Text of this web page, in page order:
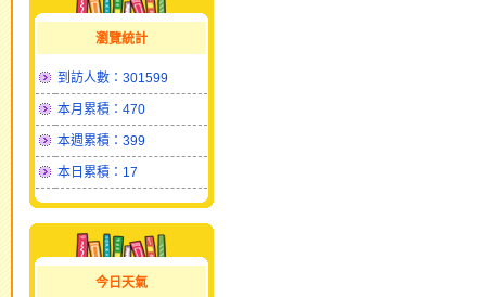
瀏覽統計
到訪人數：301599
本月累積：470
本週累積：399
本日累積：17
今日天氣